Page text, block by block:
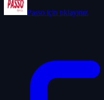
Passo için tıklayınız